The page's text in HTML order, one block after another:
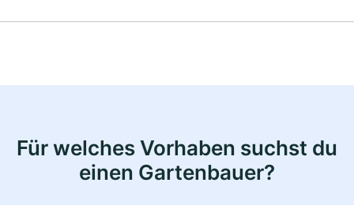
Für welches Vorhaben suchst du
einen Gartenbauer?